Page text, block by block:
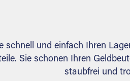
schnell und einfach Ihren
Sie schonen Ihren
staubfrei und